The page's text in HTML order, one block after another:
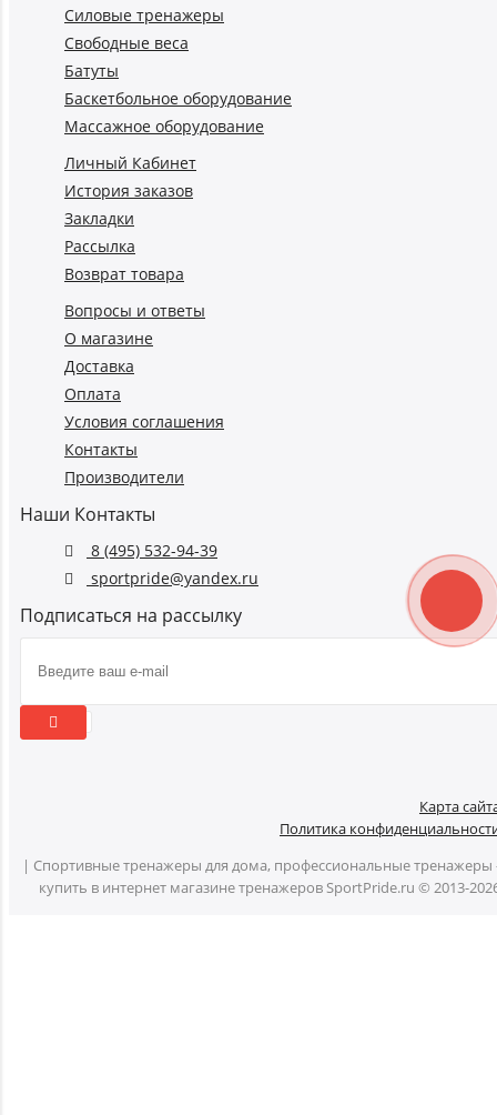
Силовые тренажеры
Свободные веса
Батуты
Баскетбольное оборудование
Массажное оборудование
Личный Кабинет
История заказов
Закладки
Рассылка
Возврат товара
Вопросы и ответы
О магазине
Доставка
Оплата
Условия соглашения
Контакты
Производители
Наши Контакты
8 (495) 532-94-39
sportpride@yandex.ru
Подписаться на рассылку
Карта
Политика
| Спортивные тренажеры для дома, профессиональные тренажеры
купить в интернет магазине тренажеров SportPride.ru © 2013-